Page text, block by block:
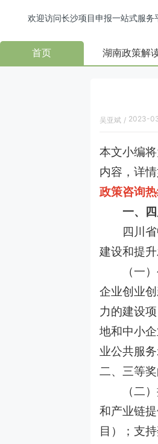
欢迎访问长沙项目申报一站式服务
首页 湖南政策解
吴亚斌 / 2023-
本文小编
内容，详
政策咨询热
一、四川
四川省中
建设和提升
（一）公
企业创业
力的建设
地和中小
业公共服
二、三等
（二）提
和产业链
目）；支